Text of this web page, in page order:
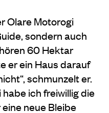
Olare Motorogi
sondern auch
60 Hektar
er ein Haus darauf
schmunzelt er.
habe ich freiwillig die
neue Bleibe